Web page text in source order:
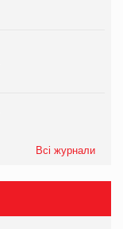
Всі журнали